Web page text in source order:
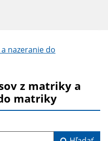
nazeranie do
z matriky a
matriky